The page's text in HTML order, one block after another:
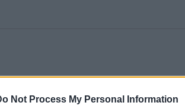
Not Process My Personal Information